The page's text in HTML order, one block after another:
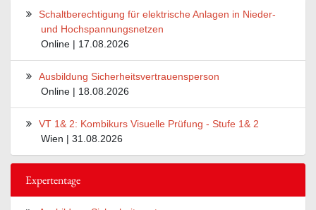
Schaltberechtigung für elektrische Anlagen in Nieder-
und Hochspannungsnetzen
Online | 17.08.2026
Ausbildung Sicherheitsvertrauensperson
Online | 18.08.2026
VT 1& 2: Kombikurs Visuelle Prüfung - Stufe 1& 2
Wien | 31.08.2026
Expertentage